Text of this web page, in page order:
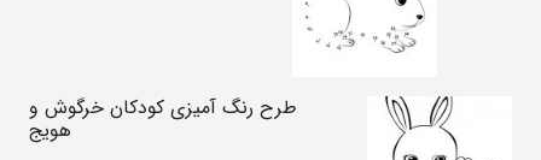
طرح رنگ آمیزی کودکان خرگوش و
هویج